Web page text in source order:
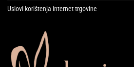
Uslovi korištenja internet trgovine